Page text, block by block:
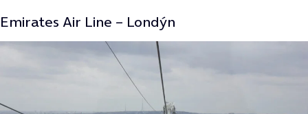
Emirates Air Line – Londýn